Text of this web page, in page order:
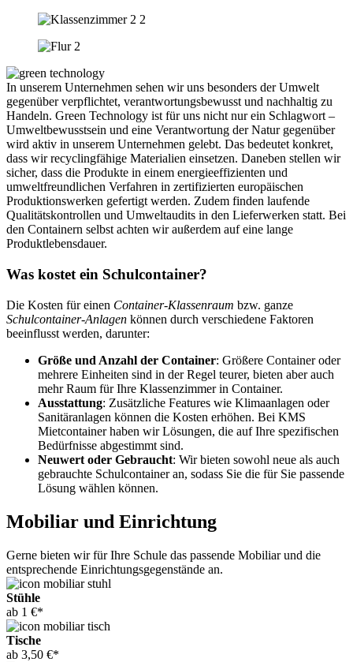
In unserem Unternehmen sehen wir uns besonders der Umwelt
gegenüber verpflichtet, verantwortungsbewusst und nachhaltig zu
Handeln. Green Technology ist für uns nicht nur ein Schlagwort –
Umweltbewusstsein und eine Verantwortung der Natur gegenüber
wird aktiv in unserem Unternehmen gelebt. Das bedeutet konkret,
dass wir recyclingfähige Materialien einsetzen. Daneben stellen wir
sicher, dass die Produkte in einem energieeffizienten und
umweltfreundlichen Verfahren in zertifizierten europäischen
Produktionswerken gefertigt werden. Zudem finden laufende
Qualitätskontrollen und Umweltaudits in den Lieferwerken statt. Bei
den Containern selbst achten wir außerdem auf eine lange
Produktlebensdauer.
Was kostet ein Schulcontainer?
Die Kosten für einen Container-Klassenraum bzw. ganze
Schulcontainer-Anlagen können durch verschiedene Faktoren
beeinflusst werden, darunter:
Größe und Anzahl der Container: Größere Container oder
mehrere Einheiten sind in der Regel teurer, bieten aber auch
mehr Raum für Ihre Klassenzimmer in Container.
Ausstattung: Zusätzliche Features wie Klimaanlagen oder
Sanitäranlagen können die Kosten erhöhen. Bei KMS
Mietcontainer haben wir Lösungen, die auf Ihre spezifischen
Bedürfnisse abgestimmt sind.
Neuwert oder Gebraucht: Wir bieten sowohl neue als auch
gebrauchte Schulcontainer an, sodass Sie die für Sie passende
Lösung wählen können.
Mobiliar und Einrichtung
Gerne bieten wir für Ihre Schule das passende Mobiliar und die
entsprechende Einrichtungsgegenstände an.
Stühle
ab 1 €*
Tische
ab 3,50 €*